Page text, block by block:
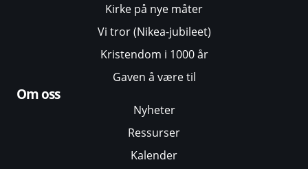
Kirke på nye måter
Vi tror (Nikea-jubileet)
Kristendom i 1000 år
Gaven å være til
Om oss
Nyheter
Ressurser
Kalender